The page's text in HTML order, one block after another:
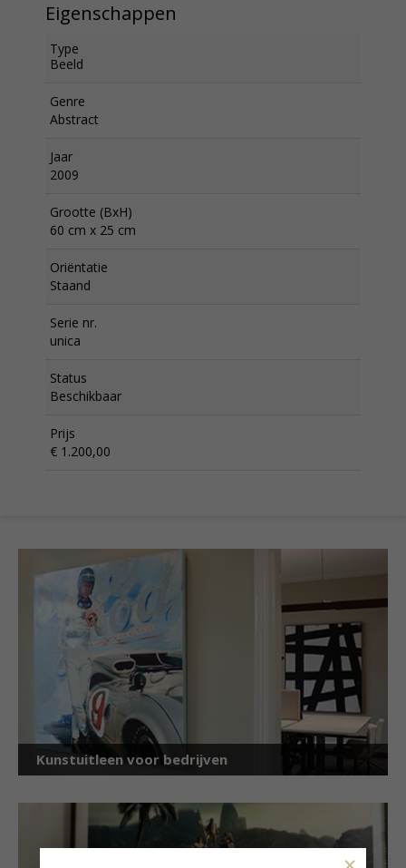
Eigenschappen
Type
Beeld
Genre
Abstract
Jaar
2009
Grootte (BxH)
60 cm x 25 cm
Oriëntatie
Staand
Serie nr.
unica
Status
Beschikbaar
Prijs
€ 1.200,00
Kunstuitleen voor bedrijven